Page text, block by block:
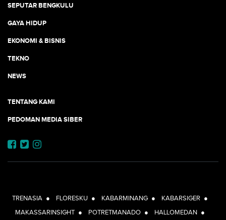
SEPUTAR BENGKULU
GAYA HIDUP
EKONOMI & BISNIS
TEKNO
NEWS
TENTANG KAMI
PEDOMAN MEDIA SIBER
TRENASIA ● FLORESKU ● KABARMINANG ● KABARSIGER ●
MAKASSARINSIGHT ● POTRETMANADO ● HALLOMEDAN ●